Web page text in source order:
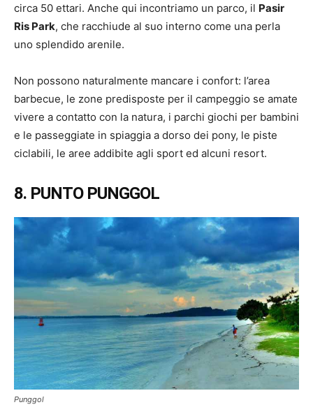
circa 50 ettari. Anche qui incontriamo un parco, il Pasir
Ris Park, che racchiude al suo interno come una perla
uno splendido arenile.
Non possono naturalmente mancare i confort: l’area
barbecue, le zone predisposte per il campeggio se amate
vivere a contatto con la natura, i parchi giochi per bambini
e le passeggiate in spiaggia a dorso dei pony, le piste
ciclabili, le aree addibite agli sport ed alcuni resort.
8. PUNTO PUNGGOL
Punggol